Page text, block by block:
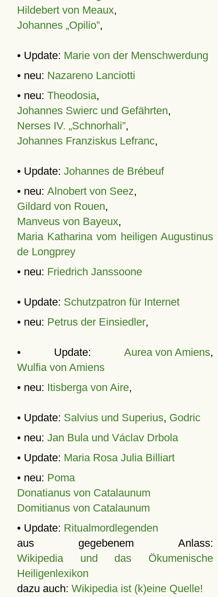
Hildebert von Meaux,
Johannes „Opilio”,
• Update: Marie von der Menschwerdung
• neu: Nazareno Lanciotti
• neu: Theodosia,
Johannes Swierc und Gefährten,
Nerses IV. „Schnorhali”,
Johannes Franziskus Lefranc,
• Update: Johannes de Brébeuf
• neu: Alnobert von Seez,
Gildard von Rouen,
Manveus von Bayeux,
Maria Katharina vom heiligen Augustinus
de Longprey
• neu: Friedrich Janssoone
• Update: Schutzpatron für Internet
• neu: Petrus der Einsiedler,
• Update: Aurea von Amiens,
Wulfia von Amiens
• neu: Itisberga von Aire,
• Update: Salvius und Superius, Godric
• neu: Jan Bula und Václav Drbola
• Update: Maria Rosa Julia Billiart
• neu: Poma
Donatianus von Catalaunum
Domitianus von Catalaunum
• Update: Ritualmordlegenden
aus gegebenem Anlass:
Wikipedia und das Ökumenische
Heiligenlexikon
dazu auch: Wikipedia ist (k)eine Quelle!